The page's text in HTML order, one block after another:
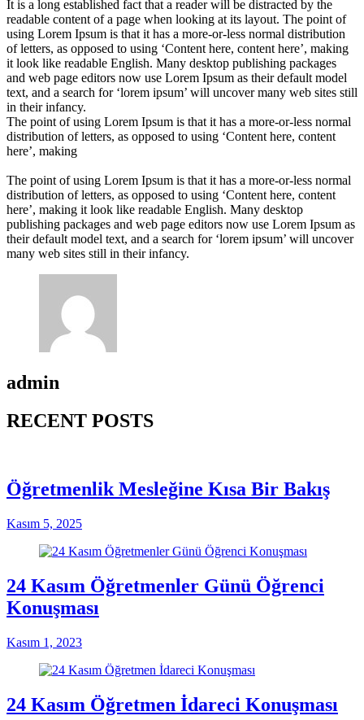
It is a long established fact that a reader will be distracted by the
readable content of a page when looking at its layout. The point of
using Lorem Ipsum is that it has a more-or-less normal distribution
of letters, as opposed to using ‘Content here, content here’, making
it look like readable English. Many desktop publishing packages
and web page editors now use Lorem Ipsum as their default model
text, and a search for ‘lorem ipsum’ will uncover many web sites still
in their infancy.
The point of using Lorem Ipsum is that it has a more-or-less normal
distribution of letters, as opposed to using ‘Content here, content
here’, making
The point of using Lorem Ipsum is that it has a more-or-less normal
distribution of letters, as opposed to using ‘Content here, content
here’, making it look like readable English. Many desktop
publishing packages and web page editors now use Lorem Ipsum as
their default model text, and a search for ‘lorem ipsum’ will uncover
many web sites still in their infancy.
admin
RECENT POSTS
Öğretmenlik Mesleğine Kısa Bir Bakış
Kasım 5, 2025
24 Kasım Öğretmenler Günü Öğrenci
Konuşması
Kasım 1, 2023
24 Kasım Öğretmen İdareci Konuşması